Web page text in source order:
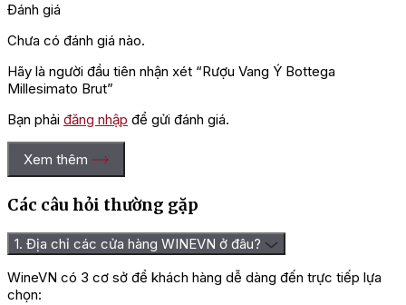
Đánh giá
Chưa có đánh giá nào.
Hãy là người đầu tiên nhận xét “Rượu Vang Ý Bottega
Millesimato Brut”
Bạn phải đăng nhập để gửi đánh giá.
Xem thêm
Các câu hỏi thường gặp
1. Địa chỉ các cửa hàng WINEVN ở đâu?
WineVN có 3 cơ sở để khách hàng dễ dàng đến trực tiếp lựa
chọn: